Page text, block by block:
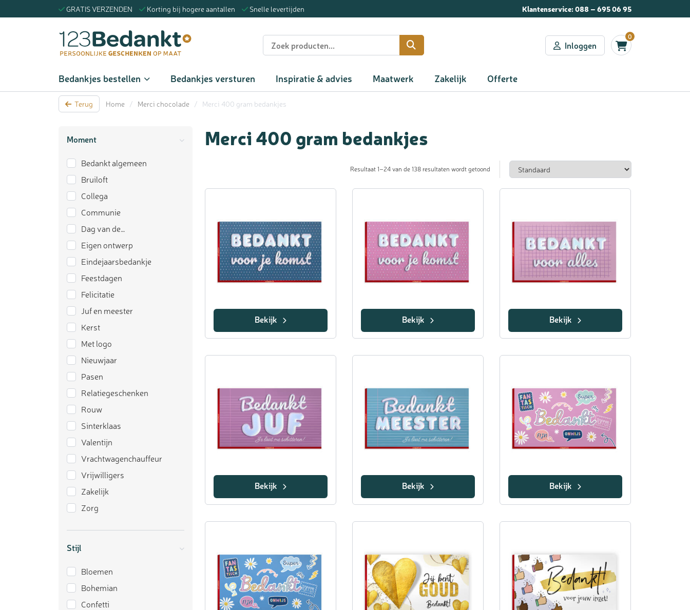
GRATIS VERZENDEN Korting bij hogere aantallen Snelle levertijden Klantenservice:088 – 695 06 95
Inloggen
0
Bedankjes bestellen Bedankjes versturen Inspiratie & advies Maatwerk Zakelijk Offerte
Terug Home / Merci chocolade / Merci 400 gram bedankjes
Moment
Bedankt algemeen
Bruiloft
Collega
Communie
Dag van de…
Eigen ontwerp
Eindejaarsbedankje
Feestdagen
Felicitatie
Juf en meester
Kerst
Met logo
Nieuwjaar
Pasen
Relatiegeschenken
Rouw
Sinterklaas
Valentijn
Vrachtwagenchauffeur
Vrijwilligers
Zakelijk
Zorg
Stijl
Bloemen
Bohemian
Confetti
Merci 400 gram bedankjes
Resultaat 1–24 van de 138 resultaten wordt getoond
Bekijk Bekijk Bekijk
Bekijk Bekijk Bekijk